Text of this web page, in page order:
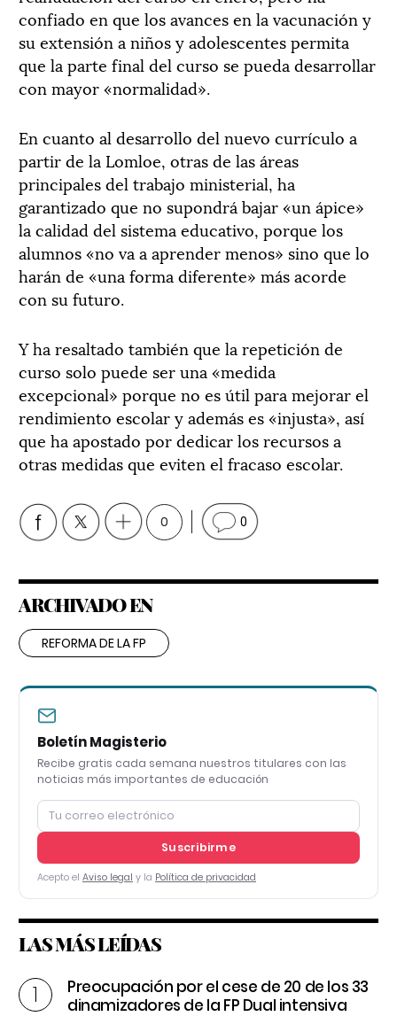
confiado en que los avances en la vacunación y
su extensión a niños y adolescentes permita
que la parte final del curso se pueda desarrollar
con mayor «normalidad».
En cuanto al desarrollo del nuevo currículo a
partir de la Lomloe, otras de las áreas
principales del trabajo ministerial, ha
garantizado que no supondrá bajar «un ápice»
la calidad del sistema educativo, porque los
alumnos «no va a aprender menos» sino que lo
harán de «una forma diferente» más acorde
con su futuro.
Y ha resaltado también que la repetición de
curso solo puede ser una «medida
excepcional» porque no es útil para mejorar el
rendimiento escolar y además es «injusta», así
que ha apostado por dedicar los recursos a
otras medidas que eviten el fracaso escolar.
0 0
ARCHIVADO EN
REFORMA DE LA FP
Boletín Magisterio
Recibe gratis cada semana nuestros titulares con las
noticias más importantes de educación
Suscribirme
Acepto el Aviso legal y la Política de privacidad
LAS MÁS LEÍDAS
Preocupación por el cese de 20 de los 33
dinamizadores de la FP Dual intensiva